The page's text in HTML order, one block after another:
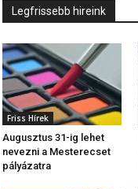
Legfrissebb hireink
Friss Hírek
Augusztus 31-ig lehet
nevezni a Mesterecset
pályázatra